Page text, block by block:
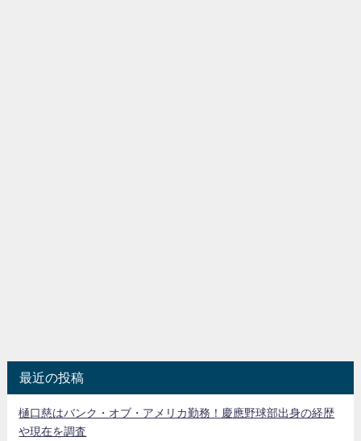
最近の投稿
樋口慈はバンク・オブ・アメリカ勤務！慶應野球部出身の経歴
や現在を調査